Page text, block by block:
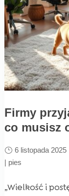
Firmy
co musisz
6 listopada 2025
| pies
„Wielkość i